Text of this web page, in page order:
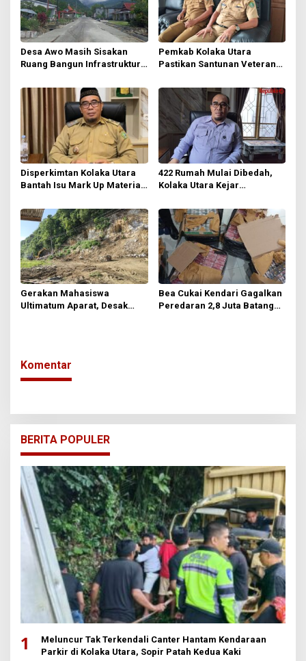
p
o
s
Desa Awo Masih Sisakan
Ruang Bangun Infrastruktur
Desa
Pemkab Kolaka Utara
Pastikan Santunan Veteran
Diefisienkan
Disperkimtan Kolaka Utara
Bantah Isu Mark Up Material
Bebas Menentukan Toko
Bangunan
422 Rumah Mulai Dibedah,
Kolaka Utara Kejar
Gerakan Mahasiswa
Ultimatum Aparat, Desak
Bea Cukai Kendari Gagalkan
Peredaran 2,8 Juta Batang
Komentar
BERITA POPULER
1
Meluncur Tak Terkendali Canter Hantam Kendaraan
Parkir di Kolaka Utara, Sopir Patah Kedua Kaki